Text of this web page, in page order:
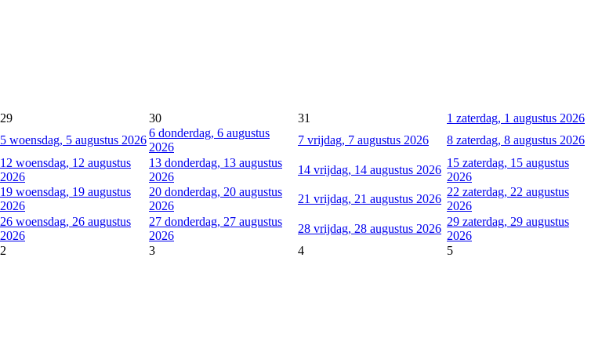
29 30 31 1 zaterdag, 1 augustus 2026
5 woensdag, 5 augustus 2026
6 donderdag, 6 augustus
2026
7 vrijdag, 7 augustus 2026 8 zaterdag, 8 augustus 2026
12 woensdag, 12 augustus
2026
13 donderdag, 13 augustus
2026
14 vrijdag, 14 augustus 2026
15 zaterdag, 15 augustus
2026
19 woensdag, 19 augustus
2026
20 donderdag, 20 augustus
2026
21 vrijdag, 21 augustus 2026
22 zaterdag, 22 augustus
2026
26 woensdag, 26 augustus
2026
27 donderdag, 27 augustus
2026
28 vrijdag, 28 augustus 2026
29 zaterdag, 29 augustus
2026
2 3 4 5